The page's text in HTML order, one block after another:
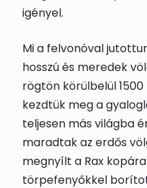
igényel.
Mi a felvonóval
hosszú és meredek
rögtön körülbelül
kezdtük meg a
teljesen más világba
maradtak az erdős
megnyílt a Rax
törpefenyőkkel